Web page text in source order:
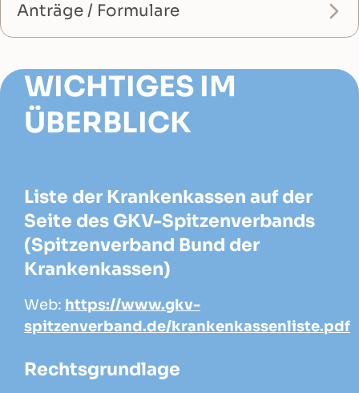
Anträge / Formulare
WICHTIGES IM
ÜBERBLICK
Liste der Krankenkassen auf der
Seite des GKV-Spitzenverbands
(Spitzenverband Bund der
Krankenkassen)
Web: https://www.gkv-
spitzenverband.de/krankenkassenliste.pdf
Rechtsgrundlage